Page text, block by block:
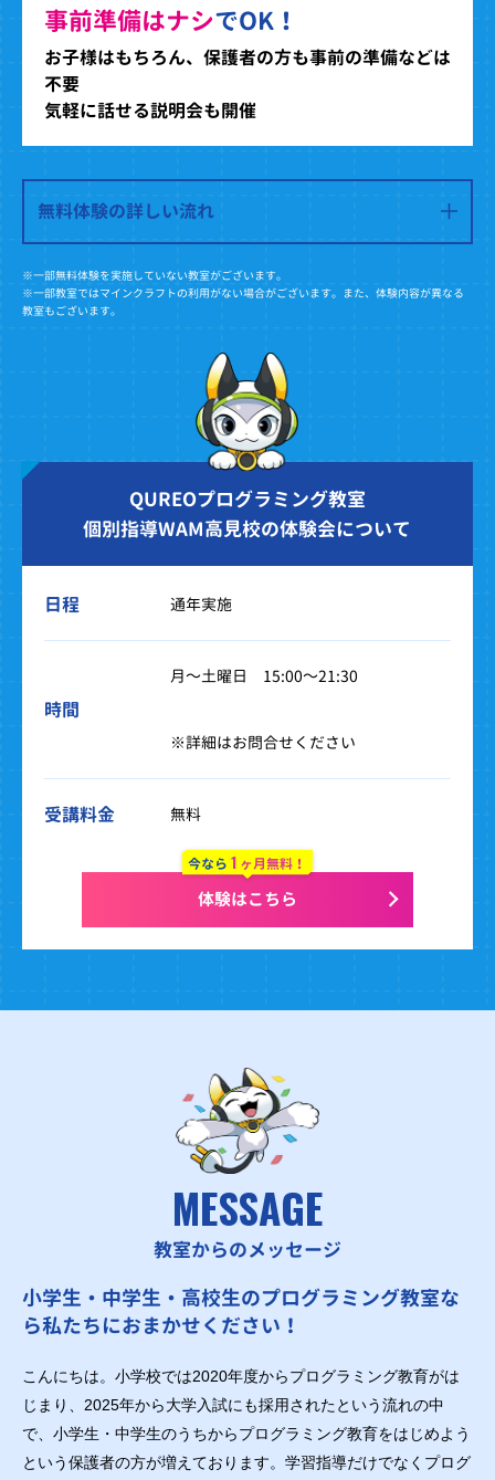
事前準備はナシでOK！
お子様はもちろん、保護者の方も事前の準備などは
不要
気軽に話せる説明会も開催
無料体験の詳しい流れ
※一部無料体験を実施していない教室がございます。
※一部教室ではマインクラフトの利用がない場合がございます。また、体験内容が異なる
教室もございます。
QUREOプログラミング教室
個別指導WAM高見校の体験会について
日程 通年実施
時間
月～土曜日 15:00～21:30
※詳細はお問合せください
受講料金 無料
今なら1 ヶ月無料！
体験はこちら
MESSAGE
教室からのメッセージ
小学生・中学生・高校生のプログラミング教室な
ら私たちにおまかせください！
こんにちは。小学校では2020年度からプログラミング教育がは
じまり、2025年から大学入試にも採用されたという流れの中
で、小学生・中学生のうちからプログラミング教育をはじめよう
という保護者の方が増えております。学習指導だけでなくプログ